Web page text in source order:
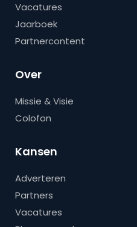
Vacatures
Jaarboek
Partnercontent
Over
Missie & Visie
Colofon
Kansen
Adverteren
Partners
Vacatures